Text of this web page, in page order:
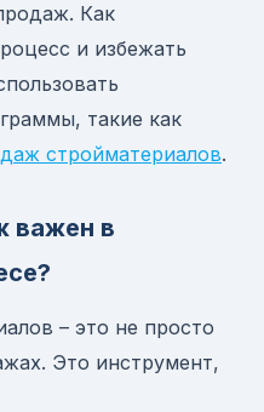
Как
и избежать
такие как
стройматериалов.
важен в
– это не просто
Это инструмент,